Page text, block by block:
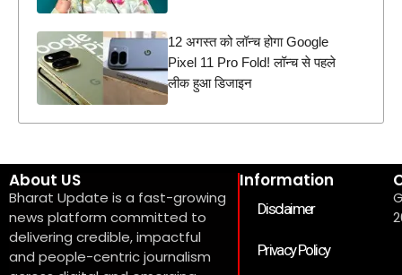
12 अगस्त को लॉन्च होगा Google
Pixel 11 Pro Fold! लॉन्च से पहले
लीक हुआ डिजाइन
About US
Bharat Update is a fast-growing
news platform committed to
delivering credible, impactful
and people-centric journalism
Information
Disclaimer
Privacy Policy